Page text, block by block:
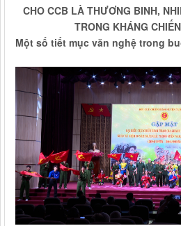
CHO CCB LÀ THƯƠNG BINH,
TRONG KHÁNG
Một số tiết mục văn nghệ trong